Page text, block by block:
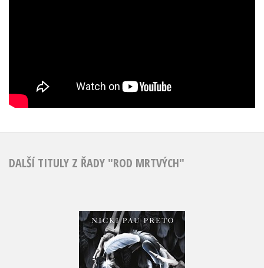
DALŠÍ TITULY Z ŘADY "ROD MRTVÝCH"
Duchotepci
Nicki Pau Preto